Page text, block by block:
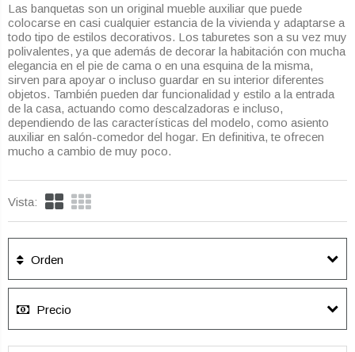
Las banquetas son un original mueble auxiliar que puede
colocarse en casi cualquier estancia de la vivienda y adaptarse a
todo tipo de estilos decorativos. Los taburetes son a su vez muy
polivalentes, ya que además de decorar la habitación con mucha
elegancia en el pie de cama o en una esquina de la misma,
sirven para apoyar o incluso guardar en su interior diferentes
objetos. También pueden dar funcionalidad y estilo a la entrada
de la casa, actuando como descalzadoras e incluso,
dependiendo de las características del modelo, como asiento
auxiliar en salón-comedor del hogar. En definitiva, te ofrecen
mucho a cambio de muy poco.
Vista:
Orden
Precio